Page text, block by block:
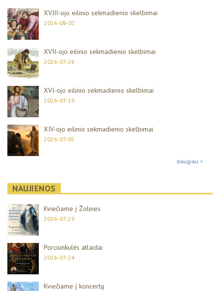
XVIII-ojo eilinio sekmadienio skelbimai
2026-08-02
XVII-ojo eilinio sekmadienio skelbimai
2026-07-26
XVI-ojo eilinio sekmadienio skelbimai
2026-07-19
XIV-ojo eilinio sekmadienio skelbimai
2026-07-05
daugiau >
NAUJIENOS
Kviečiame į Žolines
2026-07-29
Porciunkulės atlaidai
2026-07-24
Kviečiame į koncertą